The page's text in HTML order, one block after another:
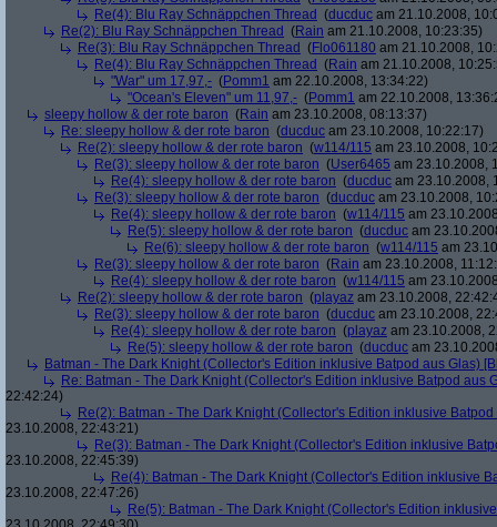
Re(4): Blu Ray Schnäppchen Thread (ducduc am 21.10.2008,
Re(2): Blu Ray Schnäppchen Thread (Rain am 21.10.2008, 10:23:35)
Re(3): Blu Ray Schnäppchen Thread (Flo061180 am 21.10.2008,
Re(4): Blu Ray Schnäppchen Thread (Rain am 21.10.2008,
"War" um 17,97,- (Pomm1 am 22.10.2008, 13:34:22)
"Ocean's Eleven" um 11,97,- (Pomm1 am 22.10.2008,
sleepy hollow & der rote baron (Rain am 23.10.2008, 08:13:37)
Re: sleepy hollow & der rote baron (ducduc am 23.10.2008, 10:22:17)
Re(2): sleepy hollow & der rote baron (w114/115 am 23.10.2008,
Re(3): sleepy hollow & der rote baron (User6465 am 23.10.2008,
Re(4): sleepy hollow & der rote baron (ducduc am 23.10.2008,
Re(3): sleepy hollow & der rote baron (ducduc am 23.10.2008,
Re(4): sleepy hollow & der rote baron (w114/115 am
Re(5): sleepy hollow & der rote baron (ducduc am
Re(6): sleepy hollow & der rote baron (w114/115 am
Re(3): sleepy hollow & der rote baron (Rain am 23.10.2008,
Re(4): sleepy hollow & der rote baron (w114/115 am
Re(2): sleepy hollow & der rote baron (playaz am 23.10.2008,
Re(3): sleepy hollow & der rote baron (ducduc am 23.10.2008,
Re(4): sleepy hollow & der rote baron (playaz am 23.10.2008,
Re(5): sleepy hollow & der rote baron (ducduc am
Batman - The Dark Knight (Collector's Edition inklusive Batpod aus Glas)
Re: Batman - The Dark Knight (Collector's Edition inklusive Batpod aus
22:42:24)
Re(2): Batman - The Dark Knight (Collector's Edition inklusive
23.10.2008, 22:43:21)
Re(3): Batman - The Dark Knight (Collector's Edition inklusive
23.10.2008, 22:45:39)
Re(4): Batman - The Dark Knight (Collector's Edition inklusive
23.10.2008, 22:47:26)
Re(5): Batman - The Dark Knight (Collector's Edition